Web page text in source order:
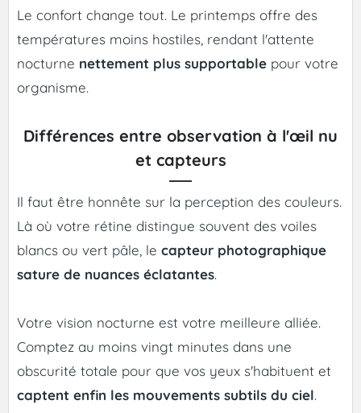
Le confort change tout. Le printemps offre des
températures moins hostiles, rendant l'attente
nocturne nettement plus supportable pour votre
organisme.
Différences entre observation à l'œil nu
et capteurs
Il faut être honnête sur la perception des couleurs.
Là où votre rétine distingue souvent des voiles
blancs ou vert pâle, le capteur photographique
sature de nuances éclatantes.
Votre vision nocturne est votre meilleure alliée.
Comptez au moins vingt minutes dans une
obscurité totale pour que vos yeux s'habituent et
captent enfin les mouvements subtils du ciel.